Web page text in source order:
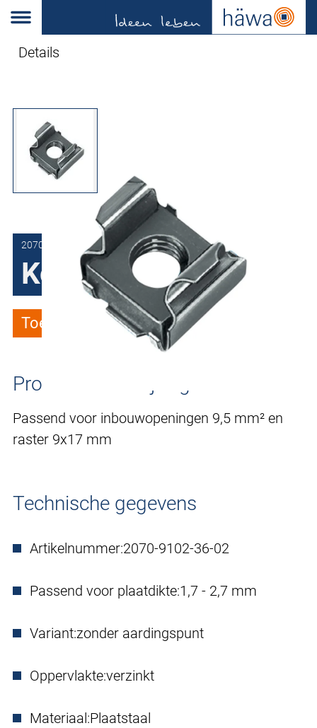
Details
2070-9102-36-02
Kooimoeren
Toevoegen aan verlanglijstje
Productomschrijving
Passend voor inbouwopeningen 9,5 mm² en
raster 9x17 mm
Technische gegevens
Artikelnummer:2070-9102-36-02
Passend voor plaatdikte:1,7 - 2,7 mm
Variant:zonder aardingspunt
Oppervlakte:verzinkt
Materiaal:Plaatstaal